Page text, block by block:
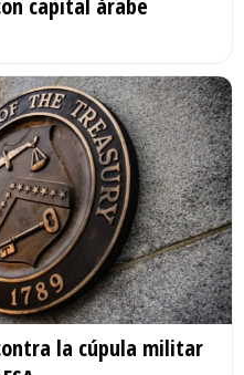
la cúpula militar